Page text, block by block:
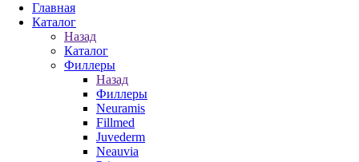
Главная
Каталог
Назад
Каталог
Филлеры
Назад
Филлеры
Neuramis
Fillmed
Juvederm
Neauvia